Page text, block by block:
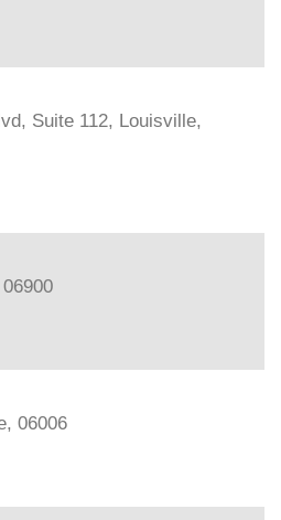
Suite 112, Louisville,
06006